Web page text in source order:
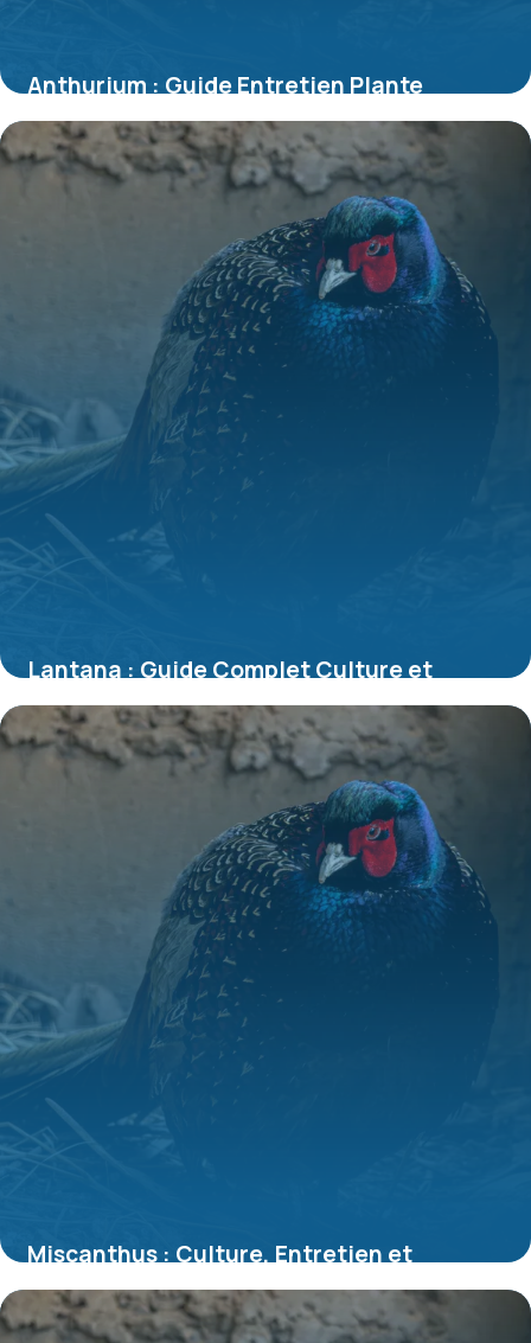
Anthurium : Guide Entretien Plante
d’Intérieur
8 juillet 2026
Lantana : Guide Complet Culture et
Entretien 2026
7 juillet 2026
Miscanthus : Culture, Entretien et
Variétés 2026
6 juillet 2026